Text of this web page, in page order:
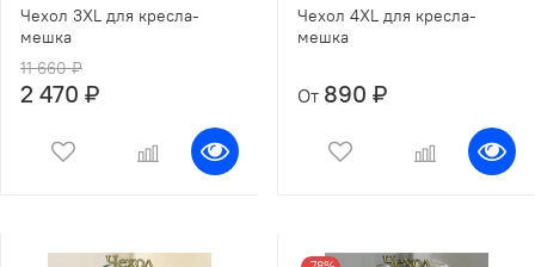
Чехол 3XL для кресла-
мешка
11 660 ₽
2 470 ₽
Чехол 4XL для кресла-
мешка
От 890 ₽